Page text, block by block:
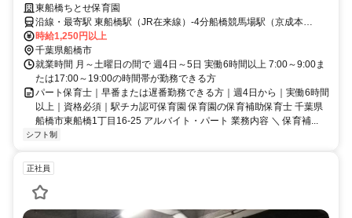
まで｜週4～5日、6時間以上
東船橋ちとせ保育園
沿線・最寄駅 東船橋駅（JR在来線）-4分船橋競馬場駅（京成本
線）-16分大神宮下駅（京成本線）-17分
時給1,250円以上
千葉県船橋市
就業時間 月～土曜日の間で 週4日～5日 実働6時間以上 7:00～9:00ま
たは17:00～19:00の時間帯が勤務できる方
パート保育士｜早番または遅番勤務できる方｜週4日から｜実働6時間
以上｜資格必須｜駅チカ認可保育園 保育園の保育補助保育士 千葉県
船橋市東船橋1丁目16-25 アルバイト・パート 業務内容 ＼ 保育補...
シフト制
正社員